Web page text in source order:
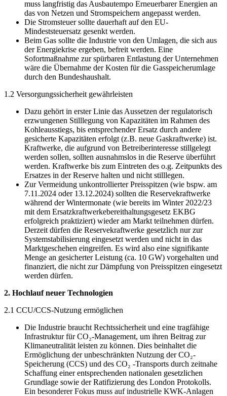
muss langfristig das Ausbautempo Erneuerbarer Energien an
das von Netzen und Stromspeichern angepasst werden.
Die Stromsteuer sollte dauerhaft auf den EU-
Mindeststeuersatz gesenkt werden.
Beim Gas sollte die Industrie von den Umlagen, die sich aus
der Energiekrise ergeben, befreit werden. Eine
Sofortmaßnahme zur spürbaren Entlastung der Unternehmen
wäre die Übernahme der Kosten für die Gasspeicherumlage
durch den Bundeshaushalt.
1.2 Versorgungssicherheit gewährleisten
Dazu gehört in erster Linie das Aussetzen der regulatorisch
erzwungenen Stilllegung von Kapazitäten im Rahmen des
Kohleausstiegs, bis entsprechender Ersatz durch andere
gesicherte Kapazitäten erfolgt (z.B. neue Gaskraftwerke) ist.
Kraftwerke, die aufgrund von Betreiberinteresse stillgelegt
werden sollen, sollten ausnahmslos in die Reserve überführt
werden. Kraftwerke bis zum Eintreten des o.g. Zeitpunkts des
Ersatzes in der Reserve halten und nicht stilllegen.
Zur Vermeidung unkontrollierter Preisspitzen (wie bspw. am
7.11.2024 oder 13.12.2024) sollten die Reservekraftwerke
während der Wintermonate (wie bereits im Winter 2022/23
mit dem Ersatzkraftwerkebereithaltungsgesetz EKBG
erfolgreich praktiziert) wieder am Markt teilnehmen dürfen.
Derzeit dürfen die Reservekraftwerke gesetzlich nur zur
Systemstabilisierung eingesetzt werden und nicht in das
Marktgeschehen eingreifen. Es wird also eine signifikante
Menge an gesicherter Leistung (ca. 10 GW) vorgehalten und
finanziert, die nicht zur Dämpfung von Preisspitzen eingesetzt
werden dürfen.
2. Hochlauf neuer Technologien
2.1 CCU/CCS-Nutzung ermöglichen
Die Industrie braucht Rechtssicherheit und eine tragfähige
Infrastruktur für CO₂-Management, um ihren Beitrag zur
Klimaneutralität leisten zu können. Dies beinhaltet die
Ermöglichung der unbeschränkten Nutzung der CO₂-
Speicherung (CCS) und des CO₂ -Transports durch zeitnahe
Schaffung einer entsprechenden nationalen gesetzlichen
Grundlage sowie der Ratifizierung des London Protokolls.
Ein besonderer Fokus muss auf industrielle KWK-Anlagen